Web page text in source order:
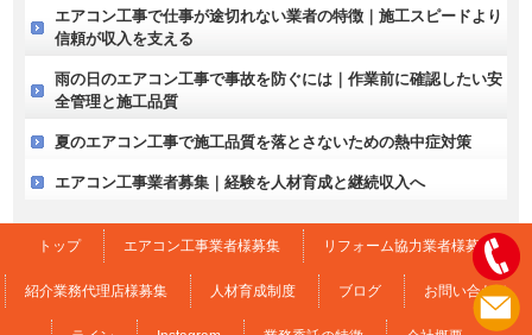
エアコン工事で仕事が途切れない業者の特徴｜施工スピードより
信頼が収入を支える
雨の日のエアコン工事で事故を防ぐには｜作業前に確認したい安
全管理と施工品質
夏のエアコン工事で施工品質を落とさないための熱中症対策
エアコン工事業者募集｜経験を人材育成と継続収入へ
トップ エアコン工事業者様募集 リフォーム協力業者様募集
紹介業務代理店様募集 人材育成制度 ブログ お問い合わせ